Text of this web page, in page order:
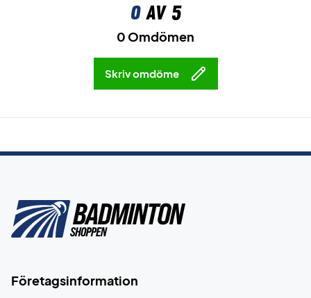
0av 5
0 Omdömen
Skriv omdöme
Företagsinformation